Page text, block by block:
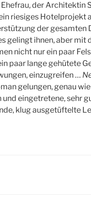
der Architektin
riesiges Hotelprojekt
der
gelingt ihnen, aber mit
nicht nur ein paar
paar lange gehütete
einzugreifen …
gelungen, genau
und eingetretene, sehr
klug ausgetüftelte